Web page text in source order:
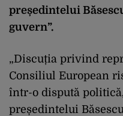
președintelui
guvern”.
„Discuția privind
Consiliul European
într-o dispută
președintelui